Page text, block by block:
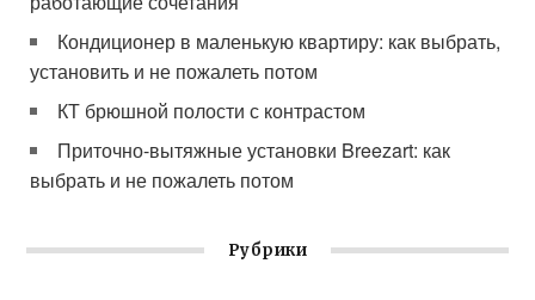
Кондиционер в маленькую квартиру: как выбрать,
установить и не пожалеть потом
КТ брюшной полости с контрастом
Приточно-вытяжные установки Breezart: как
выбрать и не пожалеть потом
Рубрики